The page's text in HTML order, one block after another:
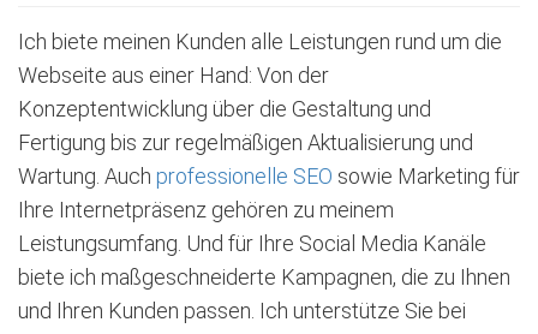
Ich biete meinen Kunden alle Leistungen rund um die
Webseite aus einer Hand: Von der
Konzeptentwicklung über die Gestaltung und
Fertigung bis zur regelmäßigen Aktualisierung und
Wartung. Auch professionelle SEO sowie Marketing für
Ihre Internetpräsenz gehören zu meinem
Leistungsumfang. Und für Ihre Social Media Kanäle
biete ich maßgeschneiderte Kampagnen, die zu Ihnen
und Ihren Kunden passen. Ich unterstütze Sie bei